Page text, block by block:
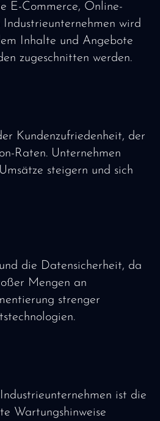
E-Commerce, Online-
wird
Inhalte und Angebote
zugeschnitten werden.
Kundenzufriedenheit, der
Raten. Unternehmen
steigern und sich
die Datensicherheit, da
Mengen an
strenger
ist die
Wartungshinweise